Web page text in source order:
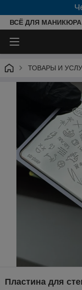
ВСЁ ДЛЯ
ТОВАРЫ И
Пластина для